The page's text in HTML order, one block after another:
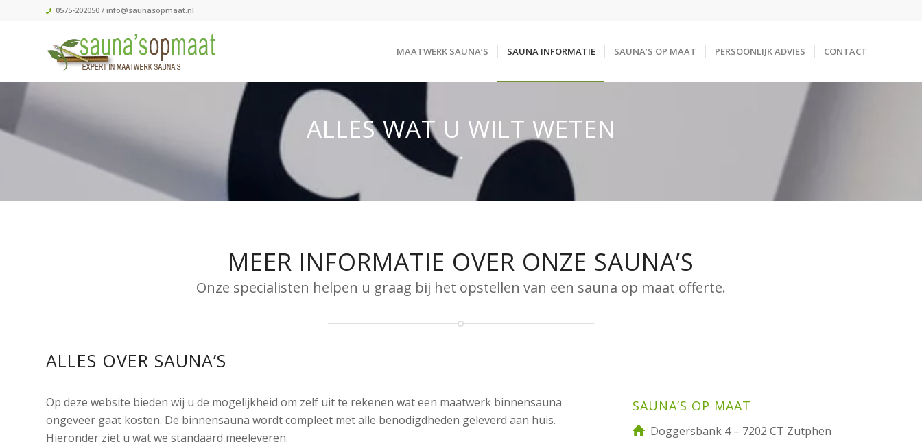
0575-202050/ info@saunasopmaat.nl
MAATWERK SAUNA’S SAUNA INFORMATIE SAUNA’S OP MAAT PERSOONLIJK ADVIES CONTACT
ALLES WAT U WILT WETEN
MEER INFORMATIE OVER ONZE SAUNA’S
Onze specialisten helpen u graag bij het opstellen van een sauna op maat offerte.
ALLES OVER SAUNA’S
Op deze website bieden wij u de mogelijkheid om zelf uit te rekenen wat een maatwerk binnensauna
ongeveer gaat kosten. De binnensauna wordt compleet met alle benodigdheden geleverd aan huis.
Hieronder ziet u wat we standaard meeleveren.
SAUNA’S OP MAAT
Doggersbank 4 – 7202 CT Zutphen